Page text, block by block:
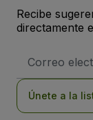
Recibe
directamente
de
Únete a la